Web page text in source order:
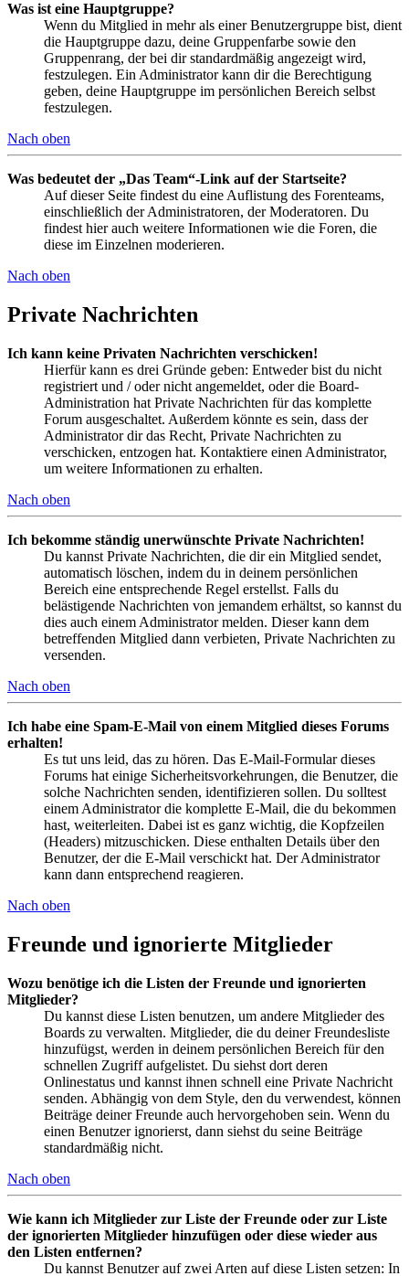
Was ist eine Hauptgruppe?
Wenn du Mitglied in mehr als einer Benutzergruppe bist, dient
die Hauptgruppe dazu, deine Gruppenfarbe sowie den
Gruppenrang, der bei dir standardmäßig angezeigt wird,
festzulegen. Ein Administrator kann dir die Berechtigung
geben, deine Hauptgruppe im persönlichen Bereich selbst
festzulegen.
Nach oben
Was bedeutet der „Das Team“-Link auf der Startseite?
Auf dieser Seite findest du eine Auflistung des Forenteams,
einschließlich der Administratoren, der Moderatoren. Du
findest hier auch weitere Informationen wie die Foren, die
diese im Einzelnen moderieren.
Nach oben
Private Nachrichten
Ich kann keine Privaten Nachrichten verschicken!
Hierfür kann es drei Gründe geben: Entweder bist du nicht
registriert und / oder nicht angemeldet, oder die Board-
Administration hat Private Nachrichten für das komplette
Forum ausgeschaltet. Außerdem könnte es sein, dass der
Administrator dir das Recht, Private Nachrichten zu
verschicken, entzogen hat. Kontaktiere einen Administrator,
um weitere Informationen zu erhalten.
Nach oben
Ich bekomme ständig unerwünschte Private Nachrichten!
Du kannst Private Nachrichten, die dir ein Mitglied sendet,
automatisch löschen, indem du in deinem persönlichen
Bereich eine entsprechende Regel erstellst. Falls du
belästigende Nachrichten von jemandem erhältst, so kannst du
dies auch einem Administrator melden. Dieser kann dem
betreffenden Mitglied dann verbieten, Private Nachrichten zu
versenden.
Nach oben
Ich habe eine Spam-E-Mail von einem Mitglied dieses Forums
erhalten!
Es tut uns leid, das zu hören. Das E-Mail-Formular dieses
Forums hat einige Sicherheitsvorkehrungen, die Benutzer, die
solche Nachrichten senden, identifizieren sollen. Du solltest
einem Administrator die komplette E-Mail, die du bekommen
hast, weiterleiten. Dabei ist es ganz wichtig, die Kopfzeilen
(Headers) mitzuschicken. Diese enthalten Details über den
Benutzer, der die E-Mail verschickt hat. Der Administrator
kann dann entsprechend reagieren.
Nach oben
Freunde und ignorierte Mitglieder
Wozu benötige ich die Listen der Freunde und ignorierten
Mitglieder?
Du kannst diese Listen benutzen, um andere Mitglieder des
Boards zu verwalten. Mitglieder, die du deiner Freundesliste
hinzufügst, werden in deinem persönlichen Bereich für den
schnellen Zugriff aufgelistet. Du siehst dort deren
Onlinestatus und kannst ihnen schnell eine Private Nachricht
senden. Abhängig von dem Style, den du verwendest, können
Beiträge deiner Freunde auch hervorgehoben sein. Wenn du
einen Benutzer ignorierst, dann siehst du seine Beiträge
standardmäßig nicht.
Nach oben
Wie kann ich Mitglieder zur Liste der Freunde oder zur Liste
der ignorierten Mitglieder hinzufügen oder diese wieder aus
den Listen entfernen?
Du kannst Benutzer auf zwei Arten auf diese Listen setzen: In